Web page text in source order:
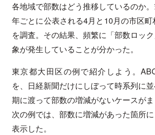
各地域で部数はどう推移しているのか
年ごとに公表される4月と10月の市区
を調査。その結果、頻繁に「部数ロッ
象が発生していることが分かった。
東京都大田区の例で紹介しよう。
を、日経新聞だけにしぼって時系列に
期に渡って部数の増減がないケースがま
次の例では、部数に増減があった箇所
表示した。